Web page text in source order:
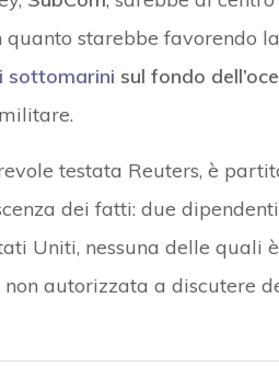
starebbe favorendo
sottomarini sul fondo
testata Reuters, è
dei fatti: due
Uniti, nessuna delle quali
autorizzata a discutere